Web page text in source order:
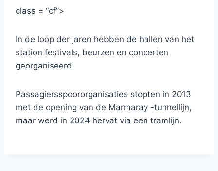
class = “cf”>
In de loop der jaren hebben de hallen van het
station festivals, beurzen en concerten
georganiseerd.
Passagiersspoororganisaties stopten in 2013
met de opening van de Marmaray -tunnellijn,
maar werd in 2024 hervat via een tramlijn.